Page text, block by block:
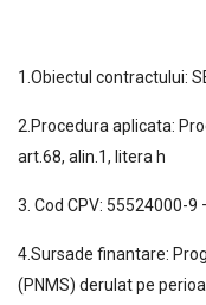
1.Obiectul contractului:
2.Procedura aplicata:
art.68, alin.1, litera h
3. Cod CPV: 55524000-
4.Sursade finantare:
(PNMS) derulat pe